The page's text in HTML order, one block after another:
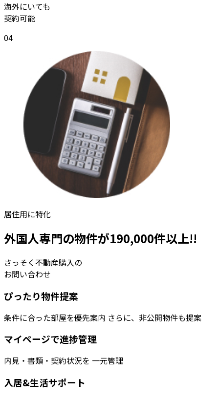
海外にいても
契約可能
04
居住用に特化
外国人専門の物件が190,000件以上!!
さっそく不動産購入の
お問い合わせ
ぴったり物件提案
条件に合った部屋を優先案内 さらに、非公開物件も提案
マイページで進捗管理
内見・書類・契約状況を 一元管理
入居&生活サポート